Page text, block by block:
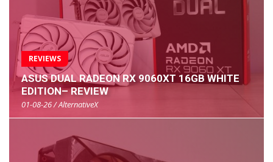
REVIEWS
ASUS DUAL RADEON RX 9060XT 16GB WHITE
EDITION– REVIEW
01-08-26 / AlternativeX